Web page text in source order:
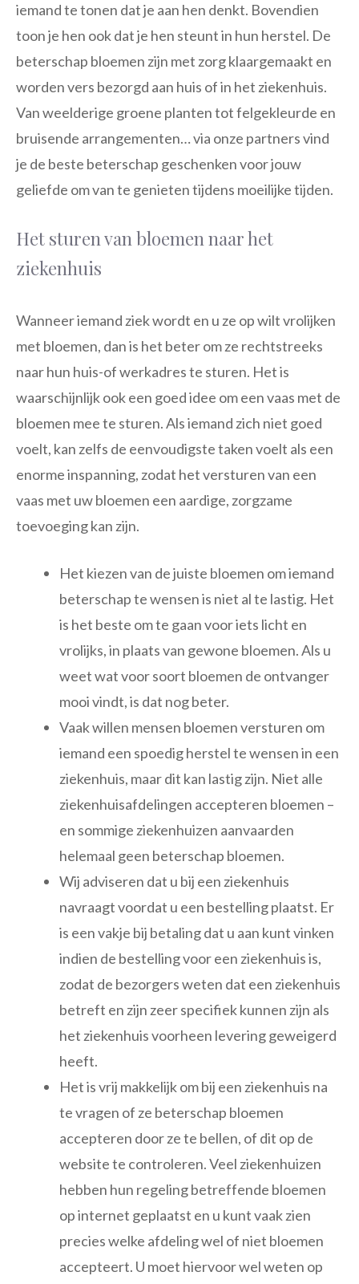
iemand te tonen dat je aan hen denkt. Bovendien
toon je hen ook dat je hen steunt in hun herstel. De
beterschap bloemen zijn met zorg klaargemaakt en
worden vers bezorgd aan huis of in het ziekenhuis.
Van weelderige groene planten tot felgekleurde en
bruisende arrangementen… via onze partners vind
je de beste beterschap geschenken voor jouw
geliefde om van te genieten tijdens moeilijke tijden.
Het sturen van bloemen naar het
ziekenhuis
Wanneer iemand ziek wordt en u ze op wilt vrolijken
met bloemen, dan is het beter om ze rechtstreeks
naar hun huis-of werkadres te sturen. Het is
waarschijnlijk ook een goed idee om een vaas met de
bloemen mee te sturen. Als iemand zich niet goed
voelt, kan zelfs de eenvoudigste taken voelt als een
enorme inspanning, zodat het versturen van een
vaas met uw bloemen een aardige, zorgzame
toevoeging kan zijn.
Het kiezen van de juiste bloemen om iemand
beterschap te wensen is niet al te lastig. Het
is het beste om te gaan voor iets licht en
vrolijks, in plaats van gewone bloemen. Als u
weet wat voor soort bloemen de ontvanger
mooi vindt, is dat nog beter.
Vaak willen mensen bloemen versturen om
iemand een spoedig herstel te wensen in een
ziekenhuis, maar dit kan lastig zijn. Niet alle
ziekenhuisafdelingen accepteren bloemen –
en sommige ziekenhuizen aanvaarden
helemaal geen beterschap bloemen.
Wij adviseren dat u bij een ziekenhuis
navraagt voordat u een bestelling plaatst. Er
is een vakje bij betaling dat u aan kunt vinken
indien de bestelling voor een ziekenhuis is,
zodat de bezorgers weten dat een ziekenhuis
betreft en zijn zeer specifiek kunnen zijn als
het ziekenhuis voorheen levering geweigerd
heeft.
Het is vrij makkelijk om bij een ziekenhuis na
te vragen of ze beterschap bloemen
accepteren door ze te bellen, of dit op de
website te controleren. Veel ziekenhuizen
hebben hun regeling betreffende bloemen
op internet geplaatst en u kunt vaak zien
precies welke afdeling wel of niet bloemen
accepteert. U moet hiervoor wel weten op